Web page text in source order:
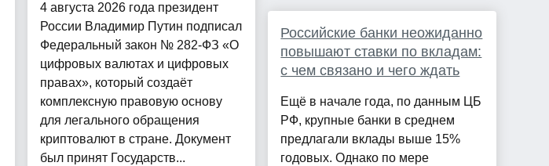
4 августа 2026 года президент
России Владимир Путин подписал
Федеральный закон № 282-ФЗ «О
цифровых валютах и цифровых
правах», который создаёт
комплексную правовую основу
для легального обращения
криптовалют в стране. Документ
был принят Государств...
Российские банки неожиданно
повышают ставки по вкладам:
с чем связано и чего ждать
Ещё в начале года, по данным ЦБ
РФ, крупные банки в среднем
предлагали вклады выше 15%
годовых. Однако по мере